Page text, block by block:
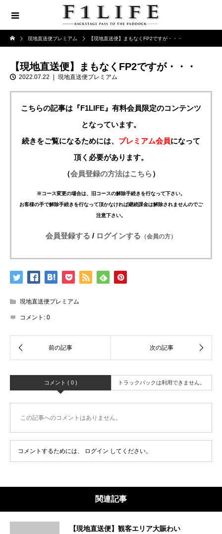
現地直送便プレミアム 【現地直送便】まもなくFP2ですが・・・
【現地直送便】まもなくFP2ですが・・・
2022.07.22 現地直送便プレミアム
こちらの記事は『F1LIFE』有料会員限定のコンテンツ
となっています。
続きをご覧になるためには、 プレミアム会員になって
頂く必要があります。
（会員登録の方法はこちら）
※コース変更の場合は、旧コースの解除手続きを行なって下さい。
お客様の手で解除手続きを行なって頂かなければ継続課金は解除されませんのでご
注意下さい。
会員登録する / ログインする （会員の方）
現地直送便プレミアム
コメント: 0
コメント ( 0 ) トラックバックは利用できません。
この記事へのコメントはありません。
コメントするためには、 ログイン してください。
関連記事
【現地直送便】観客エリア大賑わい